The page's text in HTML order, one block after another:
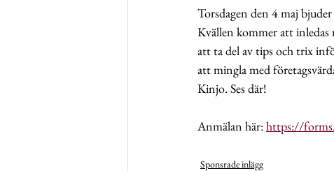
Torsdagen den 4 maj
Kvällen kommer att
att ta del av tips och trix
att mingla med
Kinjo. Ses där!
Anmälan här: https://
Sponsrade inlägg